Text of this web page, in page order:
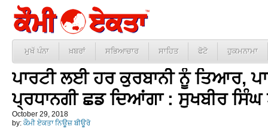
ਮੁਖੱ ਪੰਨਾ ਖ਼ਬਰਾਂ ਸਭਿਆਚਾਰ ਸਾਹਿਤ ਫੋਟੋ ਹੁਕਮਨਾਮਾ
ਪਾਰਟੀ ਲਈ ਹਰ ਕੁਰਬਾਨੀ ਨੂੰ ਤਿਆਰ,
ਪ੍ਰਧਾਨਗੀ ਛਡ ਦਿਆਂਗਾ : ਸੁਖਬੀਰ ਸਿੰਘ
October 29, 2018
by: ਕੌਮੀ ਏਕਤਾ ਨਿਊਜ਼ ਬੀਊਰੋ